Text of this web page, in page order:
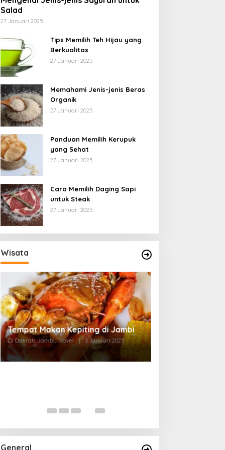
Salad
27 Januari 2025
Tips Memilih Teh Hijau yang
Berkualitas
27 Januari 2025
Memahami Jenis-jenis Beras
Organik
27 Januari 2025
Panduan Memilih Kerupuk
yang Sehat
27 Januari 2025
Cara Memilih Daging Sapi
untuk Steak
27 Januari 2025
Wisata
Tempat Makan di Thehok Jambi
Di Daerah, Jambi, Travel | 3 Januari 2025
General